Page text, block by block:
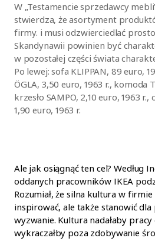
W „Testamencie sprzedawcy
stwierdza, że asortyment
firmy. i musi odzwierciedlać
Skandynawii powinien być
w pozostałej części świata
Po lewej: sofa KLIPPAN, 89 euro,
ÖGLA, 3,50 euro, 1963 r., komoda
krzesło SAMPO, 2,10 euro, 1963
1,90 euro, 1963 r.
Ale jak osiągnąć ten cel? Według
oddanych pracowników IKEA
Rozumiał, że silna kultura w
inspirować, ale także stanowić
wyzwanie. Kultura nadałaby
wykraczałby poza zdobywanie